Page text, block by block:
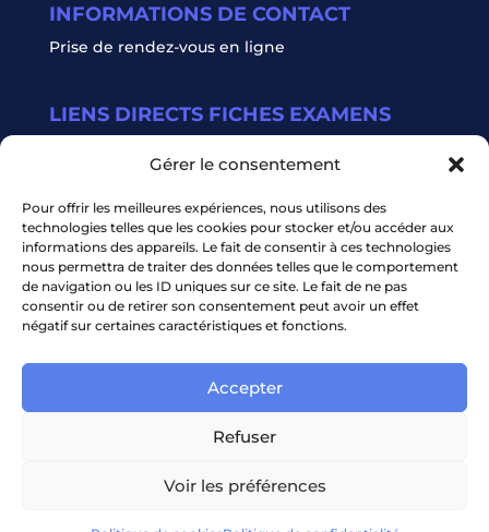
Gérer le consentement
Pour offrir les meilleures expériences, nous utilisons des
technologies telles que les cookies pour stocker et/ou accéder aux
informations des appareils. Le fait de consentir à ces technologies
nous permettra de traiter des données telles que le comportement
de navigation ou les ID uniques sur ce site. Le fait de ne pas
consentir ou de retirer son consentement peut avoir un effet
négatif sur certaines caractéristiques et fonctions.
Accepter
Refuser
Voir les préférences
INFORMATIONS DE CONTACT
Prise de rendez-vous en ligne
LIENS DIRECTS FICHES EXAMENS
MENTIONS LÉGALES
Charte applicable aux sites professionnels de
médecins
Politique de cookies